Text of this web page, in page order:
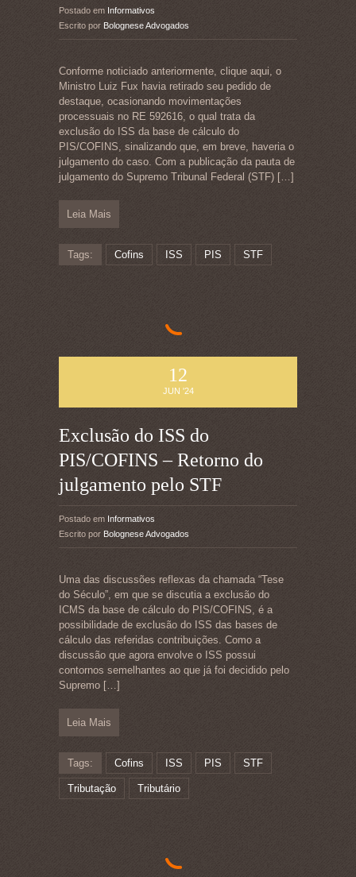
Postado em Informativos
Escrito por Bolognese Advogados
Conforme noticiado anteriormente, clique aqui, o
Ministro Luiz Fux havia retirado seu pedido de
destaque, ocasionando movimentações
processuais no RE 592616, o qual trata da
exclusão do ISS da base de cálculo do
PIS/COFINS, sinalizando que, em breve, haveria o
julgamento do caso. Com a publicação da pauta de
julgamento do Supremo Tribunal Federal (STF) […]
Leia Mais
Tags: Cofins ISS PIS STF
12
JUN '24
Exclusão do ISS do
PIS/COFINS – Retorno do
julgamento pelo STF
Postado em Informativos
Escrito por Bolognese Advogados
Uma das discussões reflexas da chamada “Tese
do Século”, em que se discutia a exclusão do
ICMS da base de cálculo do PIS/COFINS, é a
possibilidade de exclusão do ISS das bases de
cálculo das referidas contribuições. Como a
discussão que agora envolve o ISS possui
contornos semelhantes ao que já foi decidido pelo
Supremo […]
Leia Mais
Tags: Cofins ISS PIS STF
Tributação Tributário